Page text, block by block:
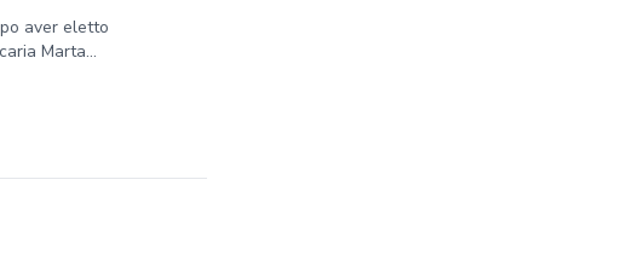
aver eletto
Marta...